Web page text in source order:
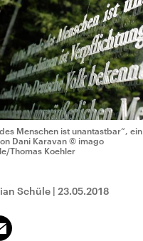
Menschen ist unantastbar“, ein
Dani Karavan © imago
Thomas Koehler
Schüle | 23.05.2018